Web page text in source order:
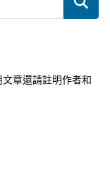
章還請註明作者和